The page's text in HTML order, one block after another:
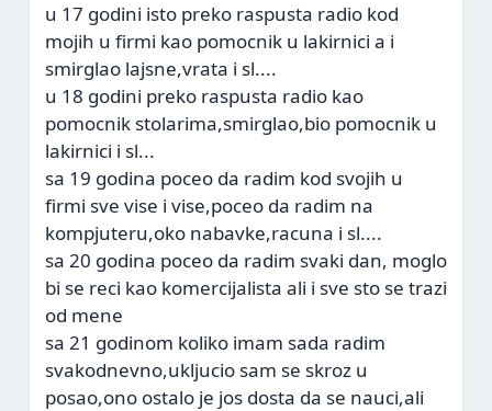
u 17 godini isto preko raspusta radio kod
mojih u firmi kao pomocnik u lakirnici a i
smirglao lajsne,vrata i sl....
u 18 godini preko raspusta radio kao
pomocnik stolarima,smirglao,bio pomocnik u
lakirnici i sl...
sa 19 godina poceo da radim kod svojih u
firmi sve vise i vise,poceo da radim na
kompjuteru,oko nabavke,racuna i sl....
sa 20 godina poceo da radim svaki dan, moglo
bi se reci kao komercijalista ali i sve sto se trazi
od mene
sa 21 godinom koliko imam sada radim
svakodnevno,ukljucio sam se skroz u
posao,ono ostalo je jos dosta da se nauci,ali